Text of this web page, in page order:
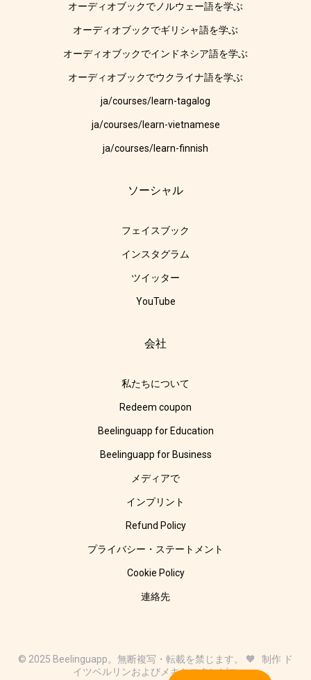
オーディオブックでノルウェー語を学ぶ
オーディオブックでギリシャ語を学ぶ
オーディオブックでインドネシア語を学ぶ
オーディオブックでウクライナ語を学ぶ
ja/courses/learn-tagalog
ja/courses/learn-vietnamese
ja/courses/learn-finnish
ソーシャル
フェイスブック
インスタグラム
ツイッター
YouTube
会社
私たちについて
Redeem coupon
Beelinguapp for Education
Beelinguapp for Business
メディアで
インプリント
Refund Policy
プライバシー・ステートメント
Cookie Policy
連絡先
© 2025 Beelinguapp。無断複写・転載を禁じます。 🧡 制作 ド
イツベルリンおよびメキシコタンピコ